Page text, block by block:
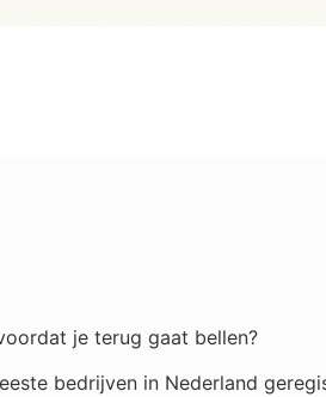
je terug gaat bellen?
bedrijven in Nederland